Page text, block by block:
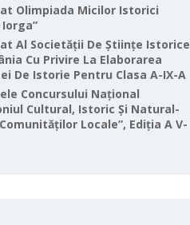
Olimpiada Micilor Istorici
Al Societății De Științe Istorice
Cu Privire La Elaborarea
De Istorie Pentru Clasa A-IX-A
Concursului Național
Cultural, Istoric Și Natural-
Locale”, Ediția A V-